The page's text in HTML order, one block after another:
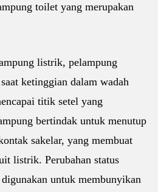
toilet yang merupakan
listrik, pelampung
ketinggian dalam wadah
titik setel yang
bertindak untuk menutup
sakelar, yang membuat
listrik. Perubahan status
untuk membunyikan